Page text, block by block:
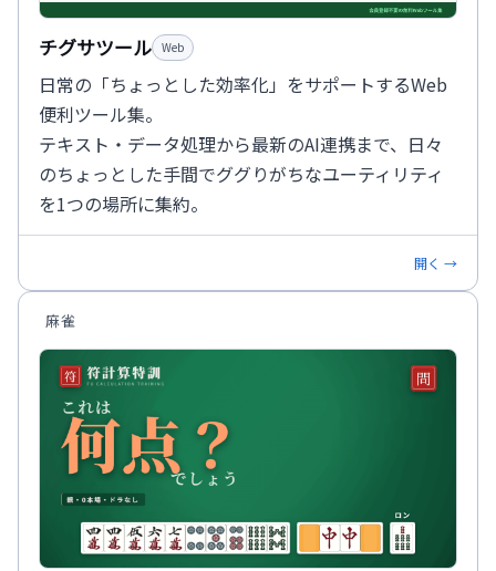
チグサツール Web
日常の「ちょっとした効率化」をサポートするWeb
便利ツール集。
テキスト・データ処理から最新のAI連携まで、日々
のちょっとした手間でググりがちなユーティリティ
を1つの場所に集約。
開く →
麻雀